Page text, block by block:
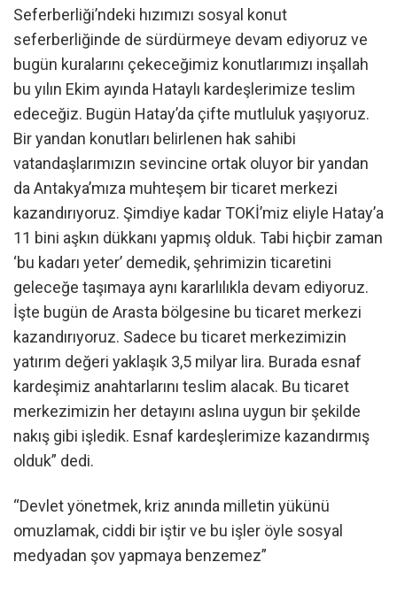
Seferberliği’ndeki hızımızı sosyal konut
seferberliğinde de sürdürmeye devam ediyoruz ve
bugün kuralarını çekeceğimiz konutlarımızı inşallah
bu yılın Ekim ayında Hataylı kardeşlerimize teslim
edeceğiz. Bugün Hatay’da çifte mutluluk yaşıyoruz.
Bir yandan konutları belirlenen hak sahibi
vatandaşlarımızın sevincine ortak oluyor bir yandan
da Antakya’mıza muhteşem bir ticaret merkezi
kazandırıyoruz. Şimdiye kadar TOKİ’miz eliyle Hatay’a
11 bini aşkın dükkanı yapmış olduk. Tabi hiçbir zaman
‘bu kadarı yeter’ demedik, şehrimizin ticaretini
geleceğe taşımaya aynı kararlılıkla devam ediyoruz.
İşte bugün de Arasta bölgesine bu ticaret merkezi
kazandırıyoruz. Sadece bu ticaret merkezimizin
yatırım değeri yaklaşık 3,5 milyar lira. Burada esnaf
kardeşimiz anahtarlarını teslim alacak. Bu ticaret
merkezimizin her detayını aslına uygun bir şekilde
nakış gibi işledik. Esnaf kardeşlerimize kazandırmış
olduk” dedi.
“Devlet yönetmek, kriz anında milletin yükünü
omuzlamak, ciddi bir iştir ve bu işler öyle sosyal
medyadan şov yapmaya benzemez”